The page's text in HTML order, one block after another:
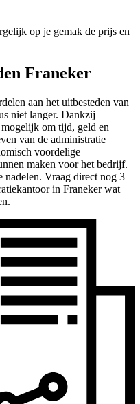
op je gemak de prijs en
Franeker
aan het uitbesteden van
niet langer. Dankzij
om tijd, geld en
van de administratie
voordelige
maken voor het bedrijf.
nadelen. Vraag direct nog 3
in Franeker wat